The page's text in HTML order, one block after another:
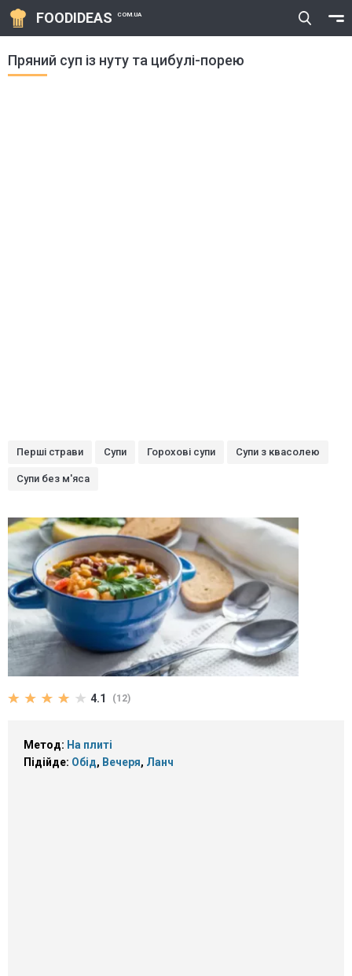
FOODIDEAS COM.UA
Пряний суп із нуту та цибулі-порею
Перші страви Супи Горохові супи Супи з квасолею
Супи без м'яса
4.1 (12)
Метод: На плиті
Підійде: Обід, Вечеря, Ланч